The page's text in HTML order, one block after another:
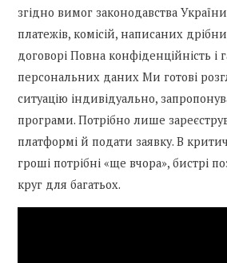
згідно вимог законодавства
платежів, комісій, написаних
договорі Повна конфіденційність і
персональних даних Ми готові
ситуацію індивідуально,
програми. Потрібно лише
платформі й подати заявку. В
гроші потрібні «ще вчора», бистрі
круг для багатьох.